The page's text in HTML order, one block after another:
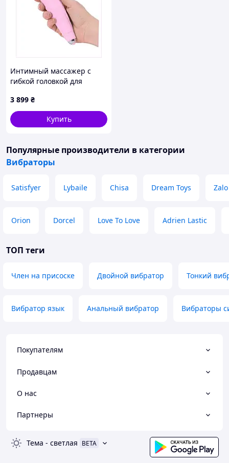
Интимный массажер с
гибкой головкой для
3 899 ₴
Купить
Популярные производители в категории
Вибраторы
Satisfyer Lybaile Chisa Dream Toys Zalo
Orion Dorcel Love To Love Adrien Lastic
ТОП теги
Член на присоске Двойной вибратор Тонкий
Вибратор язык Анальный вибратор Вибраторы
Покупателям
Продавцам
О нас
Партнеры
Тема - светлая BETA